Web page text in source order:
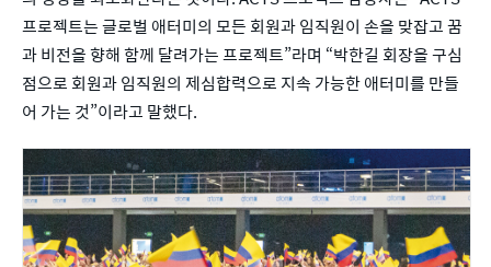
프로젝트는 글로벌 애터미의 모든 회원과 임직원이 손을 맞잡고 꿈
과 비전을 향해 함께 달려가는 프로젝트”라며 “박한길 회장을 구심
점으로 회원과 임직원의 제심합력으로 지속 가능한 애터미를 만들
어 가는 것”이라고 말했다.